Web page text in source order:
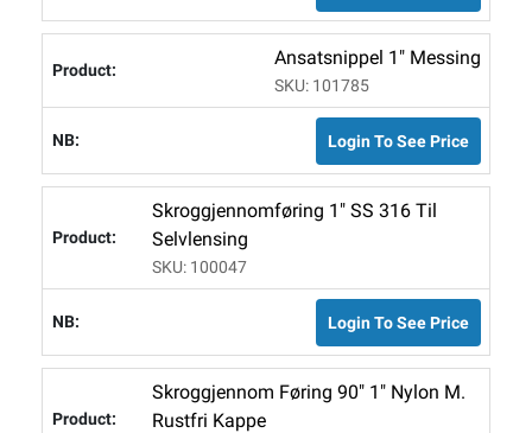
Ansatsnippel 1" Messing
SKU: 101785
Login To See Price
Skroggjennomføring 1" SS 316 Til
Selvlensing
SKU: 100047
Login To See Price
Skroggjennom Føring 90" 1" Nylon M.
Rustfri Kappe